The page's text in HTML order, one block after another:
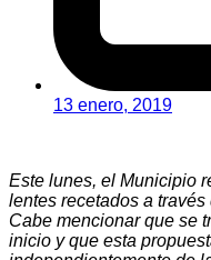
13 enero, 2019
Este lunes, el Municipio
lentes recetados a través
Cabe mencionar que se
inicio y que esta